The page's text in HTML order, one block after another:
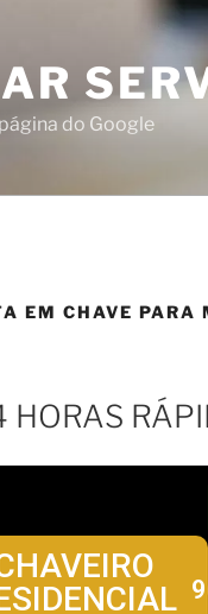
do Google
EM CHAVE PARA
HORAS